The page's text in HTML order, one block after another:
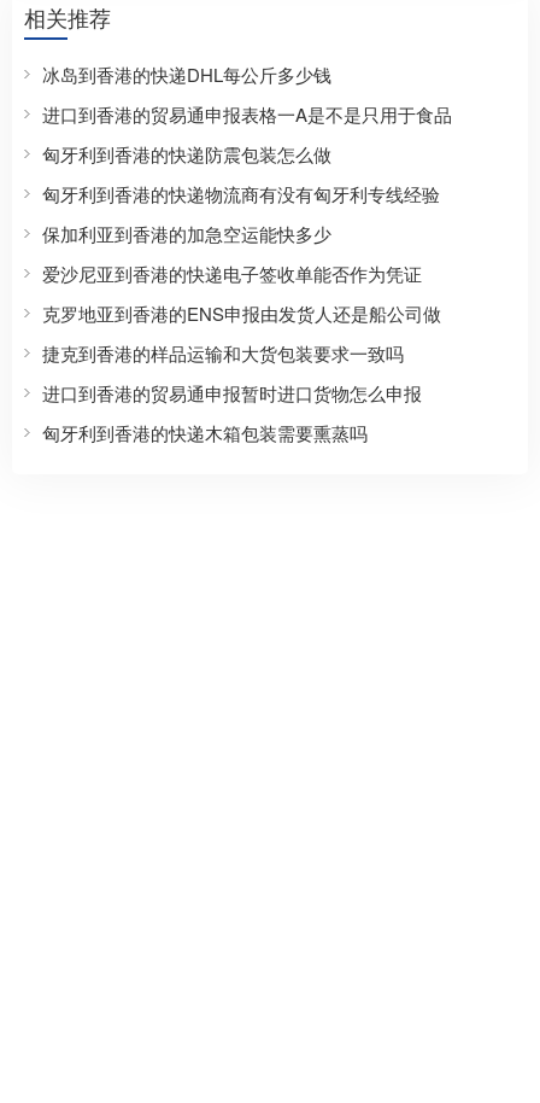
相关推荐
冰岛到香港的快递DHL每公斤多少钱
进口到香港的贸易通申报表格一A是不是只用于食品
匈牙利到香港的快递防震包装怎么做
匈牙利到香港的快递物流商有没有匈牙利专线经验
保加利亚到香港的加急空运能快多少
爱沙尼亚到香港的快递电子签收单能否作为凭证
克罗地亚到香港的ENS申报由发货人还是船公司做
捷克到香港的样品运输和大货包装要求一致吗
进口到香港的贸易通申报暂时进口货物怎么申报
匈牙利到香港的快递木箱包装需要熏蒸吗